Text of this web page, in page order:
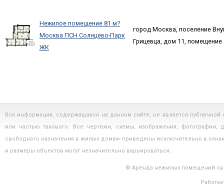
Нежилое помещение 81 м?
Москва ПСН Солнцево-Парк
ЖК
город Москва, поселение
Грицевца, дом 11, помещение
Вся информация, содержащаяся на данном сайте, не является
или частью такового. Все чертежи, схемы, изображения,
свободного назначения в жилых домах» приведены исключительно в
и размеры объектов могут незначительно варьироваться.
© Аренда нежилых помещений